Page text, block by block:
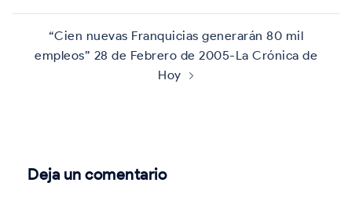
“Cien nuevas Franquicias generarán 80 mil
empleos” 28 de Febrero de 2005-La Crónica de
Hoy
Deja un comentario